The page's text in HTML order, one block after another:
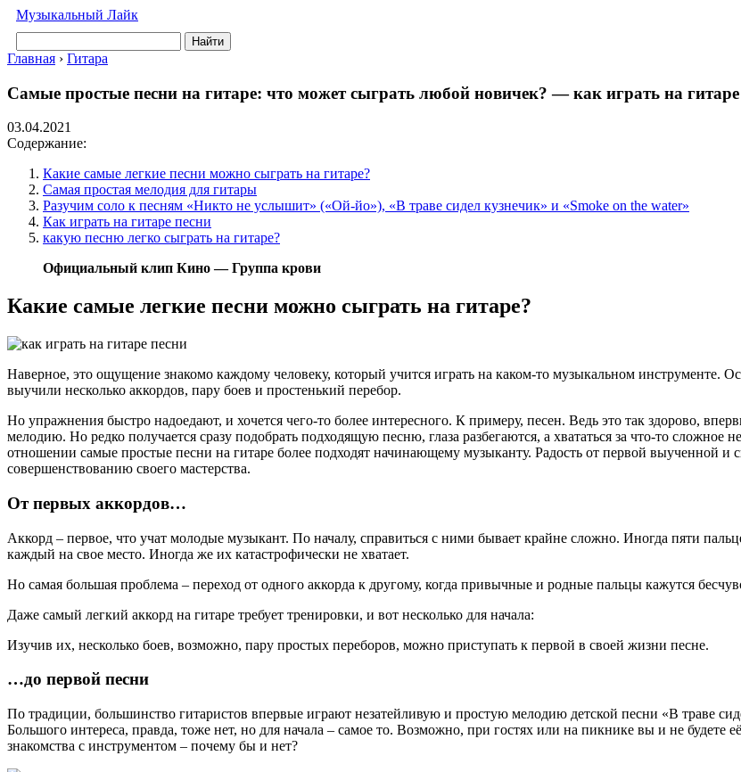
Музыкальный Лайк
Найти
Главная › Гитара
Самые простые песни на гитаре: что может сыграть любой новичек? — как играть на гитаре
03.04.2021
Содержание:
Какие самые легкие песни можно сыграть на гитаре?
Самая простая мелодия для гитары
Разучим соло к песням «Никто не услышит» («Ой-йо»), «В траве сидел кузнечик» и «Smoke on the water»
Как играть на гитаре песни
какую песню легко сыграть на гитаре?
Официальный клип Кино — Группа крови
Какие самые легкие песни можно сыграть на гитаре?
Наверное, это ощущение знакомо каждому человеку, который учится играть на каком-то музыкальном инструменте.
выучили несколько аккордов, пару боев и простенький перебор.
Но упражнения быстро надоедают, и хочется чего-то более интересного. К примеру, песен. Ведь это так здорово,
мелодию. Но редко получается сразу подобрать подходящую песню, глаза разбегаются, а хвататься за что-то сложное
отношении самые простые песни на гитаре более подходят начинающему музыканту. Радость от первой выученной
совершенствованию своего мастерства.
От первых аккордов…
Аккорд – первое, что учат молодые музыкант. По началу, справиться с ними бывает крайне сложно. Иногда пяти
каждый на свое место. Иногда же их катастрофически не хватает.
Но самая большая проблема – переход от одного аккорда к другому, когда привычные и родные пальцы кажутся
Даже самый легкий аккорд на гитаре требует тренировки, и вот несколько для начала:
Изучив их, несколько боев, возможно, пару простых переборов, можно приступать к первой в своей жизни песне.
…до первой песни
По традиции, большинство гитаристов впервые играют незатейливую и простую мелодию детской песни «В траве
Большого интереса, правда, тоже нет, но для начала – самое то. Возможно, при гостях или на пикнике вы и не будете
знакомства с инструментом – почему бы и нет?